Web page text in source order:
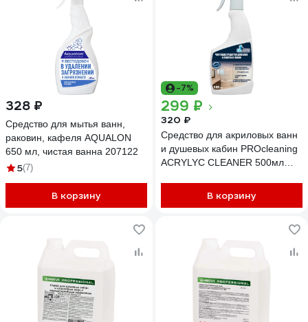
328 ₽
Средство для мытья ванн,
раковин, кафеля AQUALON
650 мл, чистая ванна 207122
5(7)
В корзину
-7%
299 ₽
320 ₽
Средство для акриловых ванн
и душевых кабин PROcleaning
ACRYLYC CLEANER 500мл
В корзину